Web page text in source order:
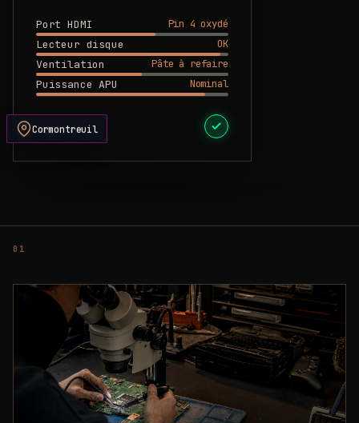
Port HDMI
Pin 4 oxydé
Lecteur disque
OK
Ventilation
Pâte à refaire
Puissance APU
Nominal
DEVIS PRÊT
Cormontreuil